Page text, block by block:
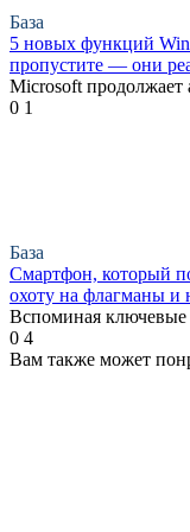
База
5 новых функций
пропустите — они
Microsoft продолжает
0 1
База
Смартфон, который
охоту на флагманы и
Вспоминая
0 4
Вам также может